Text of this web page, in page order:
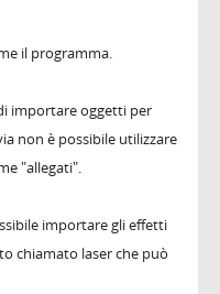
il programma.
importare oggetti per
non è possibile utilizzare
"allegati".
importare gli effetti
chiamato laser che può